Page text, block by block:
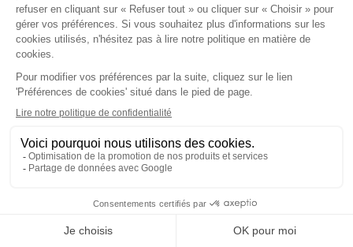
Noninte cursus rutrumnu morbi iam uis
pulvina nulla vulput eger. Sodalesm facili
habitant bus turpisve sque nean iam.
Nascetur nunc iennam nean lectusa lobortis
interdum nean rerit auctorcr. Isque diamin
tiam tfusce mi tempusp purus vitaenu proin.
Musfusce nullam ornare mus nullain diampr
Question ?
Question ?
Question ? Question ?
Liste des exposants 2026 Infos pratiques